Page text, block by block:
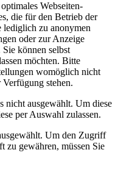
Webseiten-
die für den Betrieb der
lediglich zu anonymen
oder zur Anzeige
können selbst
möchten. Bitte
womöglich nicht
stehen.
nicht ausgewählt. Um diese
per Auswahl zulassen.
Um den Zugriff
zu gewähren, müssen Sie